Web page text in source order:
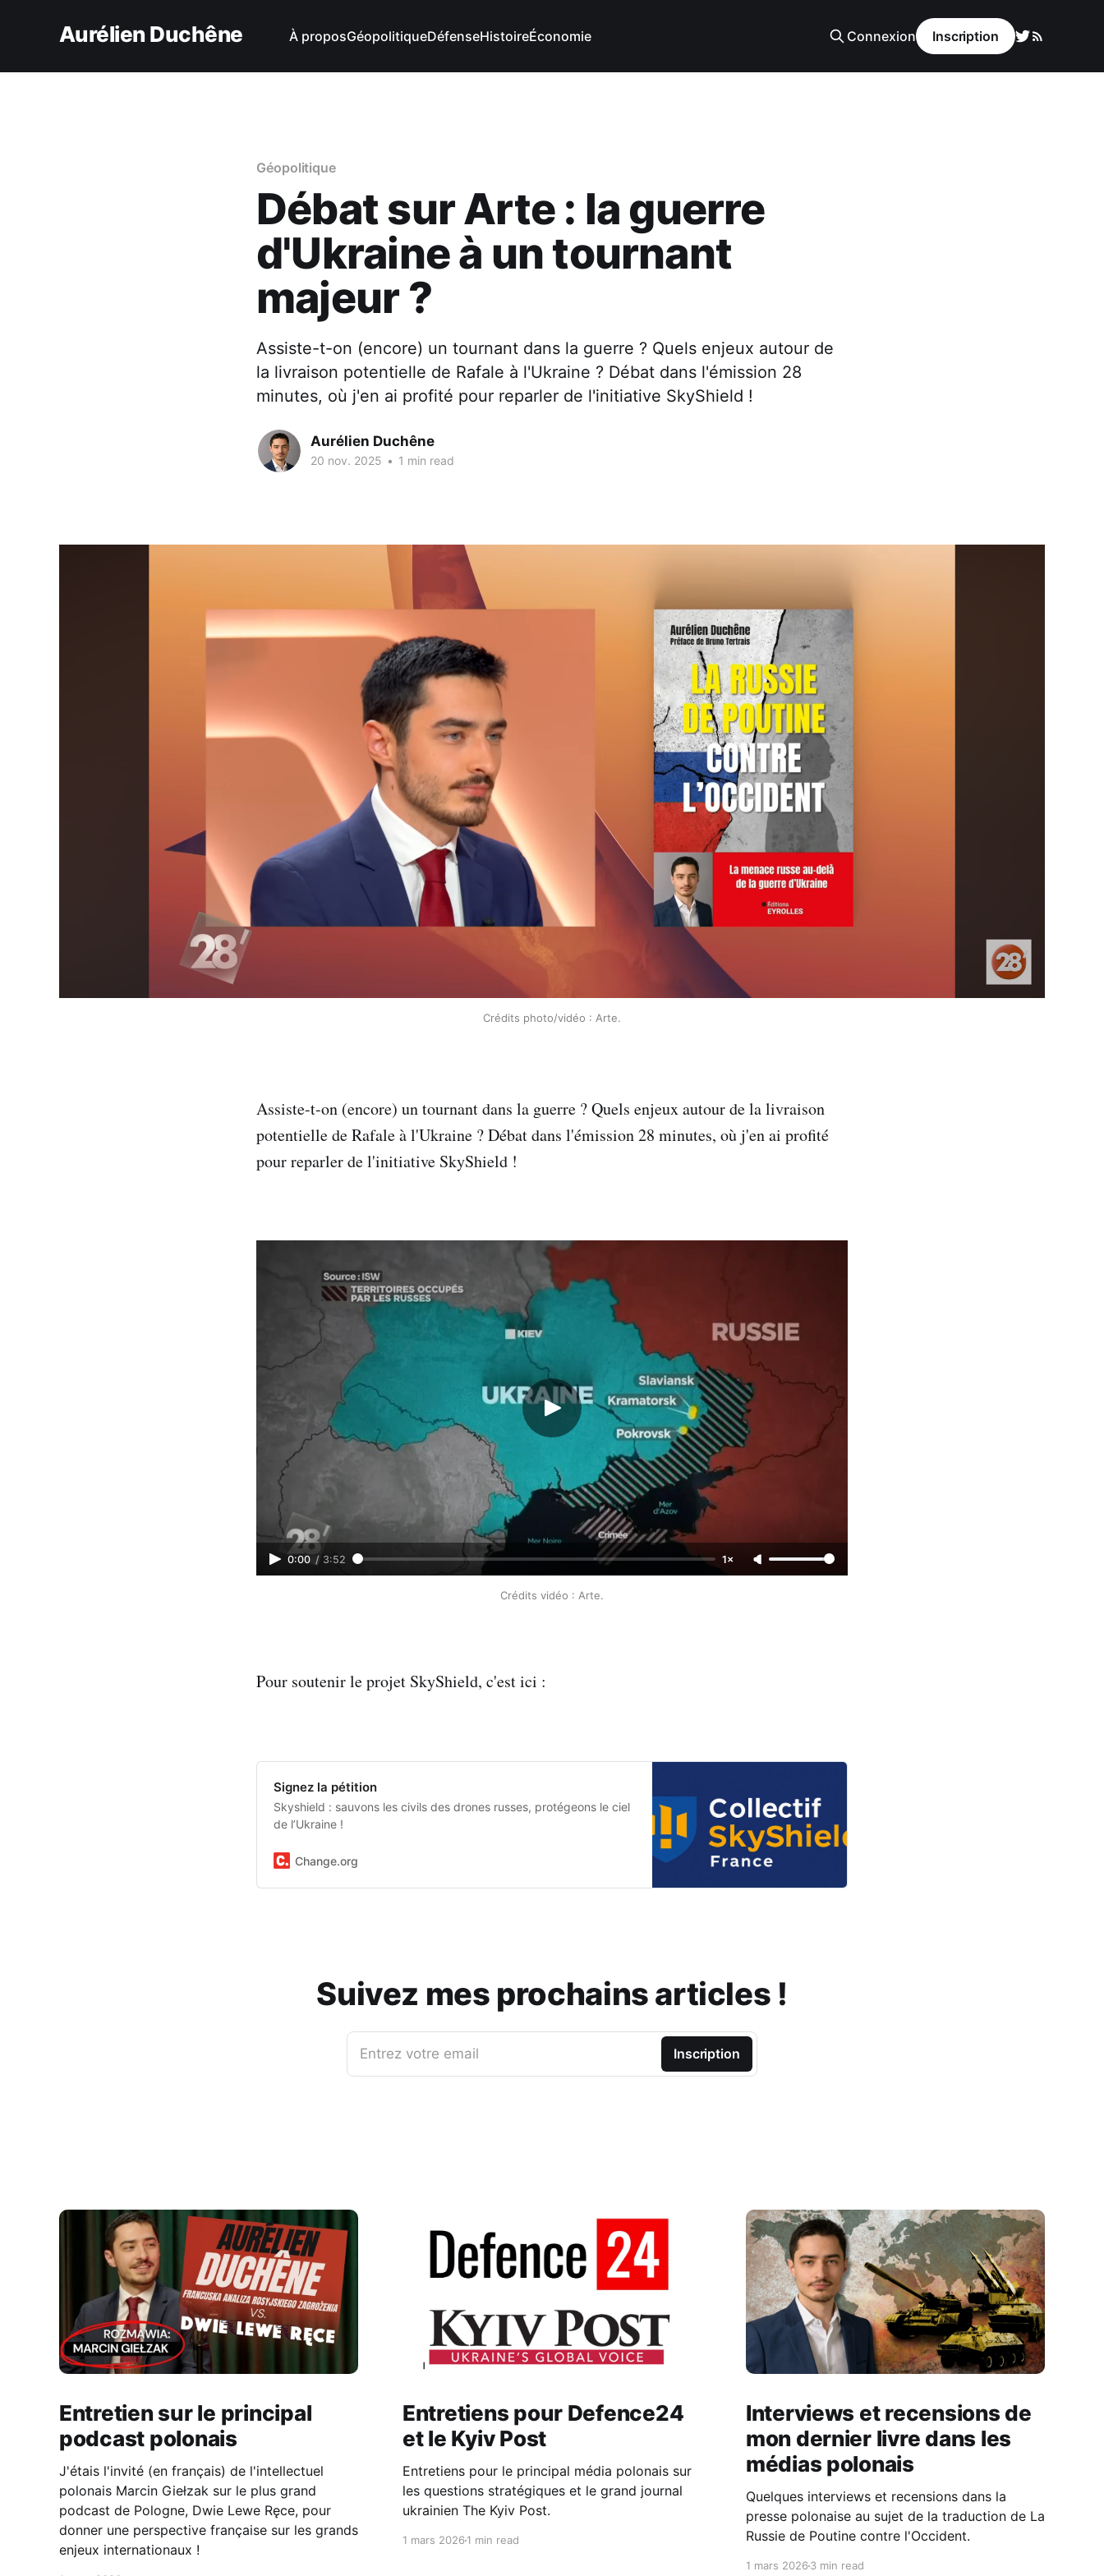
Aurélien Duchêne À proposGéopolitiqueDéfenseHistoireÉconomie Connexion Inscription
Géopolitique
Débat sur Arte : la guerre
d'Ukraine à un tournant
majeur ?
Assiste-t-on (encore) un tournant dans la guerre ? Quels enjeux autour de
la livraison potentielle de Rafale à l'Ukraine ? Débat dans l'émission 28
minutes, où j'en ai profité pour reparler de l'initiative SkyShield !
Aurélien Duchêne
20 nov. 2025 • 1 min read
Crédits photo/vidéo : Arte.
Assiste-t-on (encore) un tournant dans la guerre ? Quels enjeux autour de la livraison
potentielle de Rafale à l'Ukraine ? Débat dans l'émission 28 minutes, où j'en ai profité
pour reparler de l'initiative SkyShield !
0:00 / 3:52 1×
Crédits vidéo : Arte.
Pour soutenir le projet SkyShield, c'est ici :
Signez la pétition
Skyshield : sauvons les civils des drones russes, protégeons le ciel
de l’Ukraine !
Change.org
Suivez mes prochains articles !
Entrez votre email Inscription
Entretien sur le principal
podcast polonais
J'étais l'invité (en français) de l'intellectuel
polonais Marcin Giełzak sur le plus grand
podcast de Pologne, Dwie Lewe Ręce, pour
donner une perspective française sur les grands
enjeux internationaux !
Entretiens pour Defence24
et le Kyiv Post
Entretiens pour le principal média polonais sur
les questions stratégiques et le grand journal
ukrainien The Kyiv Post.
1 mars 20261 min read
Interviews et recensions de
mon dernier livre dans les
médias polonais
Quelques interviews et recensions dans la
presse polonaise au sujet de la traduction de La
Russie de Poutine contre l'Occident.
1 mars 20263 min read